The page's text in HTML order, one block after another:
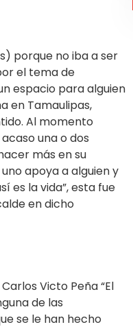
porque no iba a ser
el tema de
espacio para alguien
en Tamaulipas,
Al momento
una o dos
más en su
apoya a alguien y
es la vida”, esta fue
en dicho
Victo Peña “El
de las
se le han hecho